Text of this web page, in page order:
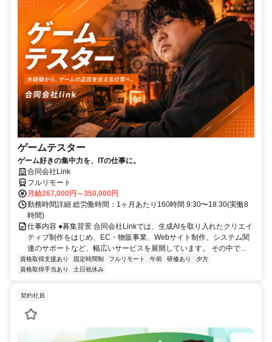
ゲームテスター
ゲーム好きの集中力を、ITの仕事に。
合同会社Link
フルリモート
月給267,000円～350,000円
勤務時間詳細 総労働時間：1ヶ月あたり160時間 9:30〜18:30(実働8
時間)
仕事内容 ●募集背景 合同会社Linkでは、生成AIを取り入れたクリエイ
ティブ制作をはじめ、EC・物販事業、Webサイト制作、システム関
連のサポートなど、幅広いサービスを展開しています。 その中で...
資格取得支援あり 固定時間制 フルリモート 午前 研修あり
夕方
資格取得手当あり
土日祝休み
契約社員